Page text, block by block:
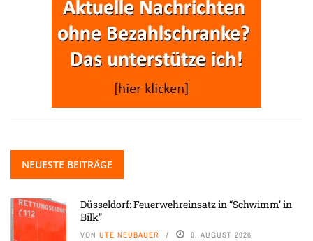
NEUESTE BEITRÄGE
Düsseldorf: Feuerwehreinsatz in “Schwimm’ in
Bilk”
VON UTE NEUBAUER 9. AUGUST 2026